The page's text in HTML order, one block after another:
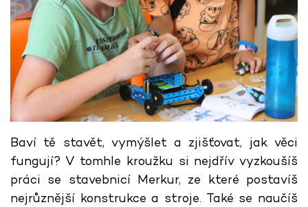
Baví tě stavět, vymýšlet a zjišťovat, jak věci
fungují? V tomhle kroužku si nejdřív vyzkoušíš
práci se stavebnicí Merkur, ze které postavíš
nejrůznější konstrukce a stroje. Také se naučíš